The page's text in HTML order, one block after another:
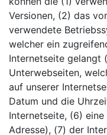
Versionen, (2) das
verwendete
welcher ein
Internetseite gelangt
Unterwebseiten,
auf unserer
Datum und die
Internetseite, (6)
Adresse), (7) der